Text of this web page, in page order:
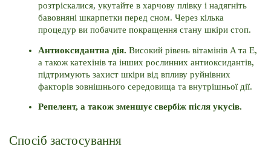
розтріскалися, укутайте в харчову плівку і надягніть
бавовняні шкарпетки перед сном. Через кілька
процедур ви побачите покращення стану шкіри стоп.
Антиоксидантна дія. Високий рівень вітамінів A та E,
а також катехінів та інших рослинних антиоксидантів,
підтримують захист шкіри від впливу руйнівних
факторів зовнішнього середовища та внутрішньої дії.
Репелент, а також зменшує свербіж після укусів.
Спосіб застосування